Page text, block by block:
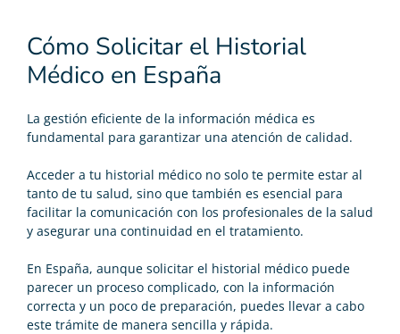
Cómo Solicitar el Historial
Médico en España
La gestión eficiente de la información médica es
fundamental para garantizar una atención de calidad.
Acceder a tu historial médico no solo te permite estar al
tanto de tu salud, sino que también es esencial para
facilitar la comunicación con los profesionales de la salud
y asegurar una continuidad en el tratamiento.
En España, aunque solicitar el historial médico puede
parecer un proceso complicado, con la información
correcta y un poco de preparación, puedes llevar a cabo
este trámite de manera sencilla y rápida.